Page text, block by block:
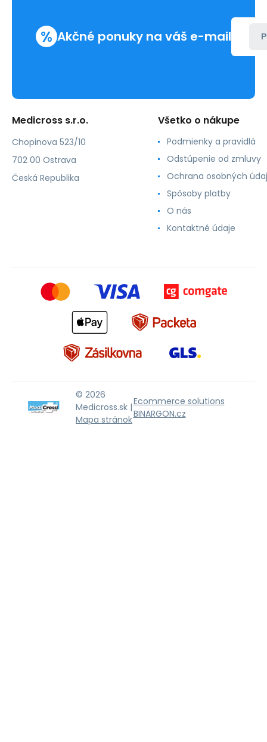
% Akčné ponuky na váš e-mail
Medicross s.r.o.
Chopinova 523/10
702 00 Ostrava
Česká Republika
Všetko o nákupe
Podmienky a pravidlá
Odstúpenie od zmluvy
Ochrana osobných
Spôsoby platby
O nás
Kontaktné údaje
© 2026
Medicross.sk |
Mapa stránok
Ecommerce solutions
BINARGON.cz